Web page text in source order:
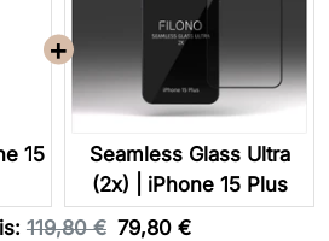
15
Seamless Glass Ultra
(2x) | iPhone 15 Plus
Original
119,80 € Discounted
79,80 €